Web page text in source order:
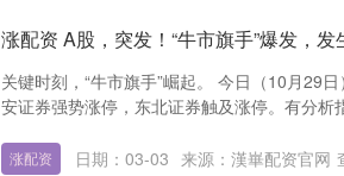
涨配资 A股，突发！“牛市旗手”爆发，发
关键时刻，“牛市旗手”崛起。 今日（10月29
安证券强势涨停，东北证券触及涨停。有分
涨配资 日期：03-03 来源：漢崋配资官网